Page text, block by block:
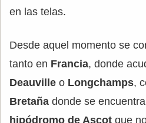
en las telas.
Desde aquel momento se
tanto en Francia, donde
Deauville o Longchamps,
Bretaña donde se
hipódromo de Ascot que